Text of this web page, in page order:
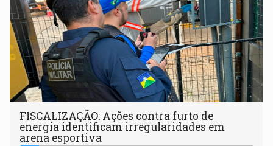
FISCALIZAÇÃO: Ações contra furto de
energia identificam irregularidades em
arena esportiva